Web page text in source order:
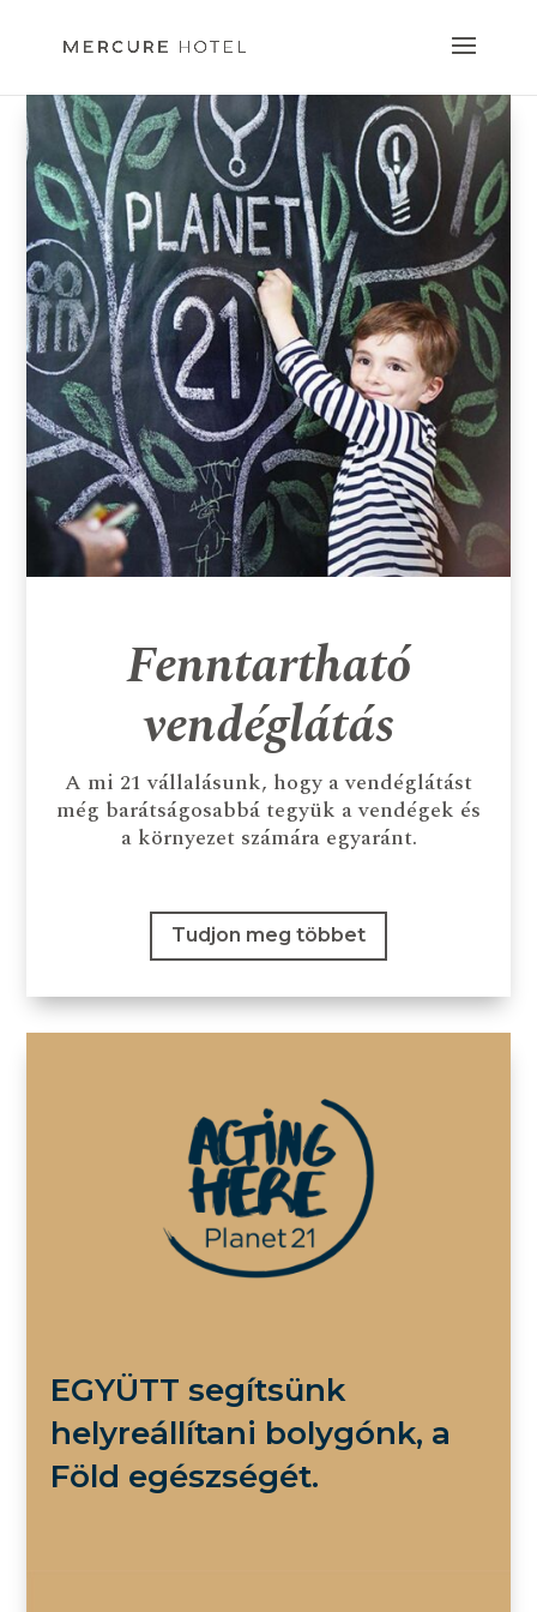
Fenntartható
vendéglátás
A mi 21 vállalásunk, hogy a vendéglátást
még barátságosabbá tegyük a vendégek és
a környezet számára egyaránt.
Tudjon meg többet
EGYÜTT segítsünk
helyreállítani bolygónk, a
Föld egészségét.